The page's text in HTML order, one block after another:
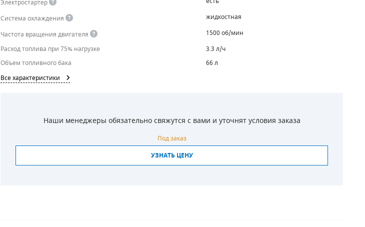
Электростартер
Система охлаждения
жидкостная
Частота вращения двигателя
1500 об/мин
Расход топлива при 75% нагрузке
3.3 л/ч
Объем топливного бака
66 л
Все характеристики
Наши менеджеры обязательно свяжутся с вами и уточнят условия заказа
Под заказ
УЗНАТЬ ЦЕНУ